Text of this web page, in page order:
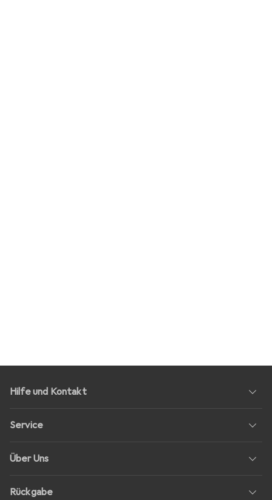
Hilfe und Kontakt
Service
Über Uns
Rückgabe